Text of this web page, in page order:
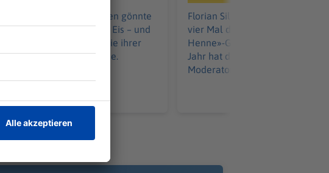
Nach Kritik an ihren Maßen gönnte
sich Toni Garrn lieber ein Eis – und
zog klare Grenzen. Was sie ihrer
Tochter heute raten würde.
Florian Silbereisen hat bisher
vier Mal durch die «Goldene
Henne»-Gala geführt. In diesem
Jahr hat der Entertainer eine
Moderatorin an seiner Seite.